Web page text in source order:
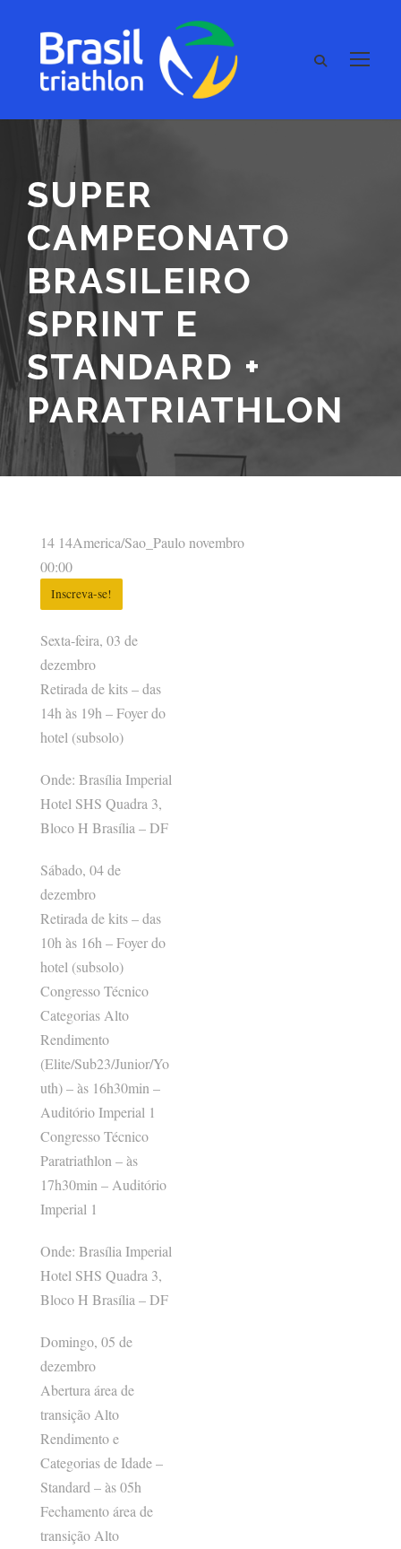
SUPER
CAMPEONATO
BRASILEIRO
SPRINT E
STANDARD +
PARATRIATHLON
Sexta-feira, 03 de
dezembro
Retirada de kits – das
14h às 19h – Foyer do
hotel (subsolo)
Onde: Brasília Imperial
Hotel SHS Quadra 3,
Bloco H Brasília – DF
Sábado, 04 de
dezembro
Retirada de kits – das
10h às 16h – Foyer do
hotel (subsolo)
Congresso Técnico
Categorias Alto
Rendimento
(Elite/Sub23/Junior/Yo
uth) – às 16h30min –
Auditório Imperial 1
Congresso Técnico
Paratriathlon – às
17h30min – Auditório
Imperial 1
Onde: Brasília Imperial
Hotel SHS Quadra 3,
Bloco H Brasília – DF
Domingo, 05 de
dezembro
Abertura área de
transição Alto
Rendimento e
Categorias de Idade –
Standard – às 05h
Fechamento área de
transição Alto
14 14America/Sao_Paulo novembro
00:00
Inscreva-se!